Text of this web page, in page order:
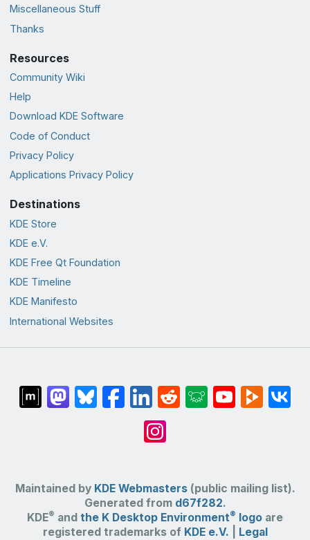
Miscellaneous Stuff
Thanks
Resources
Community Wiki
Help
Download KDE Software
Code of Conduct
Privacy Policy
Applications Privacy Policy
Destinations
KDE Store
KDE e.V.
KDE Free Qt Foundation
KDE Timeline
KDE Manifesto
International Websites
Maintained by KDE Webmasters(public mailing list).
Generated from d67f282.
KDE® and the K Desktop Environment® logo are
registered trademarks of KDE e.V. Legal